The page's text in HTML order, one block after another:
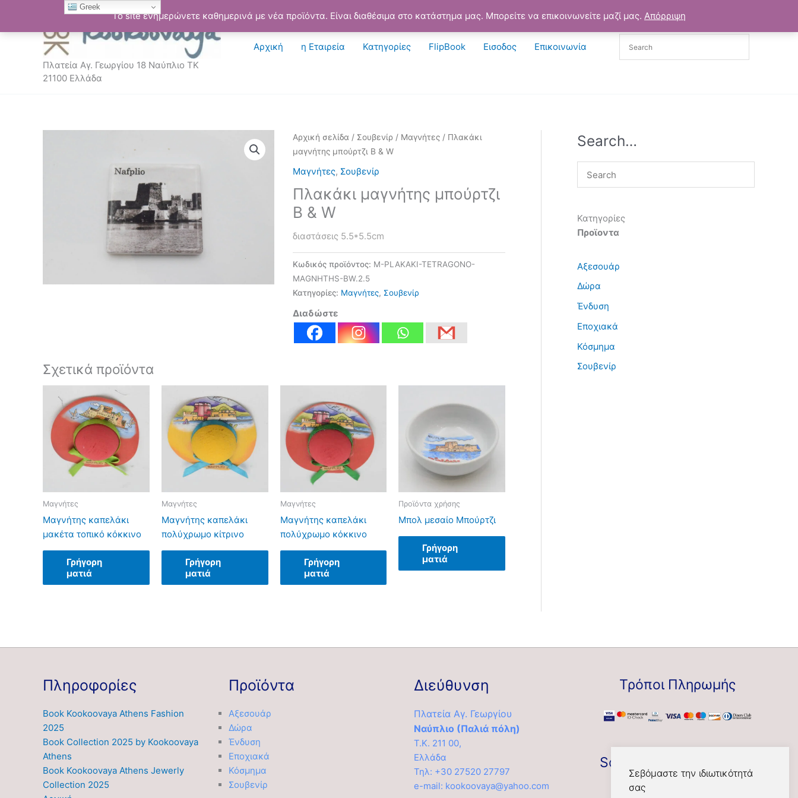
Το site ενημερώνετε καθημερινά με νέα προϊόντα. Είναι διαθέσιμα στο κατάστημα μας. Μπορείτε να επικοινωνείτε μαζί μας. Απόρριψη
περιεχόμενο
Πλατεία Αγ. Γεωργίου 18 Ναύπλιο ΤΚ
21100 Ελλάδα
Αρχική η Εταιρεία Κατηγορίες FlipBook Εισοδος Επικοινωνία
Αρχική σελίδα / Σουβενίρ / Μαγνήτες/ Πλακάκι
μαγνήτης μπούρτζι B & W
Μαγνήτες, Σουβενίρ
Πλακάκι μαγνήτης μπούρτζι
B & W
διαστάσεις 5.5*5.5cm
Κωδικός προϊόντος: M-PLAKAKI-TETRAGONO-
MAGNHTHS-BW.2.5
Κατηγορίες: Μαγνήτες, Σουβενίρ
Διαδώστε
Σχετικά προϊόντα
Μαγνήτες
Μαγνήτης καπελάκι
μακέτα τοπικό κόκκινο
Γρήγορη
ματιά
Μαγνήτες
Μαγνήτης καπελάκι
πολύχρωμο κίτρινο
Γρήγορη
ματιά
Μαγνήτες
Μαγνήτης καπελάκι
πολύχρωμο κόκκινο
Γρήγορη
ματιά
Προϊόντα χρήσης
Μπολ μεσαίο Μπούρτζι
Γρήγορη
ματιά
Search…
Κατηγορίες
Προϊοντα
Αξεσουάρ
Δώρα
Ένδυση
Εποχιακά
Κόσμημα
Σουβενίρ
Πληροφορίες
Book Kookoovaya Athens Fashion
2025
Book Collection 2025 by Kookoovaya
Athens
Book Kookoovaya Athens Jewerly
Collection 2025
Προϊόντα
Αξεσουάρ
Δώρα
Ένδυση
Εποχιακά
Κόσμημα
Σουβενίρ
Διεύθυνση
Πλατεία Αγ. Γεωργίου
Ναύπλιο (Παλιά πόλη)
Τ.Κ. 211 00,
Ελλάδα
Τηλ: +30 27520 27797
e-mail: kookoovaya@yahoo.com
Τρόποι Πληρωμής
Social
Σεβόμαστε την ιδιωτικότητά
σας
Greek